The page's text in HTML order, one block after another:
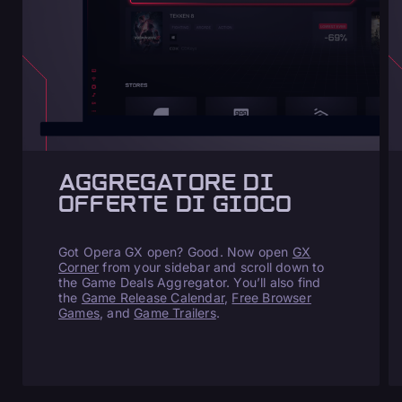
AGGREGATORE DI
OFFERTE DI GIOCO
Got Opera GX open? Good. Now open GX
Corner from your sidebar and scroll down to
the Game Deals Aggregator. You’ll also find
the Game Release Calendar, Free Browser
Games , and Game Trailers.